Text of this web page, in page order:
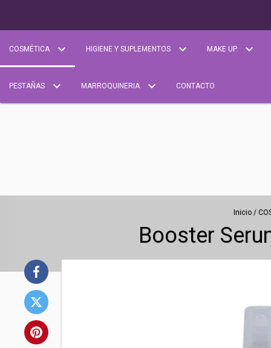
COSMÉTICA HIGIENE Y SUPLEMENTOS MAKE UP
PESTAÑAS MARROQUINERIA CONTACTO
Inicio /
Booster